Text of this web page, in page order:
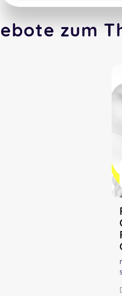
zum